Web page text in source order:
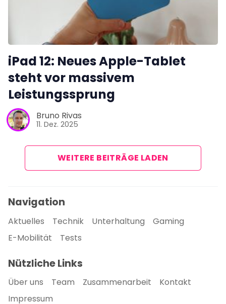
iPad 12: Neues Apple-Tablet
steht vor massivem
Leistungssprung
Bruno Rivas
11. Dez. 2025
WEITERE BEITRÄGE LADEN
Navigation
Aktuelles Technik Unterhaltung
Gaming
E-Mobilität
Tests
Nützliche Links
Über uns Team Zusammenarbeit
Kontakt
Impressum